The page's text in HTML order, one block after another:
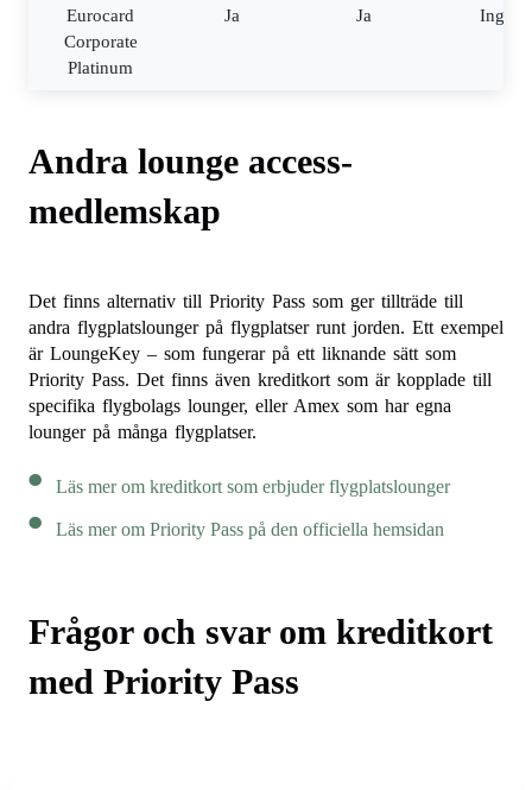
Eurocard
Corporate
Platinum
Ja Ja Inga
Andra lounge access-
medlemskap
Det finns alternativ till Priority Pass som ger tillträde till
andra flygplatslounger på flygplatser runt jorden. Ett exempel
är LoungeKey – som fungerar på ett liknande sätt som
Priority Pass. Det finns även kreditkort som är kopplade till
specifika flygbolags lounger, eller Amex som har egna
lounger på många flygplatser.
Läs mer om kreditkort som erbjuder flygplatslounger
Läs mer om Priority Pass på den officiella hemsidan
Frågor och svar om kreditkort
med Priority Pass